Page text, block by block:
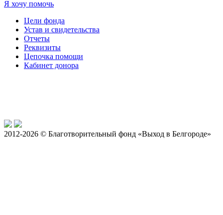
Я хочу помочь
Цели фонда
Устав и свидетельства
Отчеты
Реквизиты
Цепочка помощи
Кабинет донора
2012-2026 © Благотворительный фонд «Выход в Белгороде»